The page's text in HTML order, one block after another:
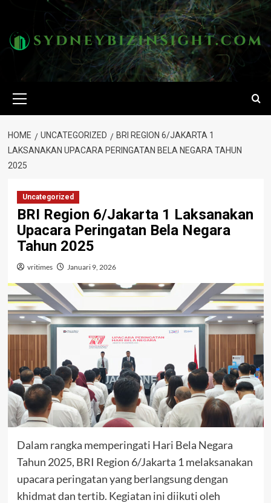
content
Menu
HOME UNCATEGORIZED
BRI REGION 6/JAKARTA 1
LAKSANAKAN UPACARA PERINGATAN BELA NEGARA TAHUN
2025
Uncategorized
BRI Region 6/Jakarta 1 Laksanakan
Upacara Peringatan Bela Negara
Tahun 2025
vritimes Januari 9, 2026
Dalam rangka memperingati Hari Bela Negara
Tahun 2025, BRI Region 6/Jakarta 1 melaksanakan
upacara peringatan yang berlangsung dengan
khidmat dan tertib. Kegiatan ini diikuti oleh